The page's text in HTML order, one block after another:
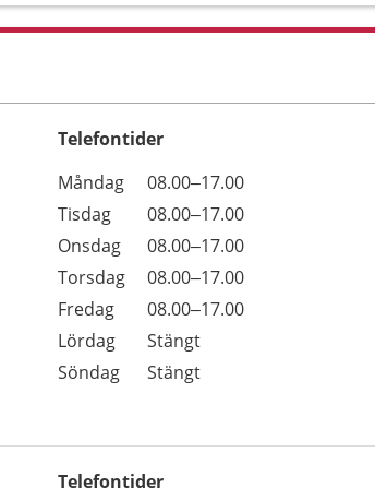
Telefontider
Dag
Öppettider
Kommentarer
Måndag
08.00–17.00
Tisdag
08.00–17.00
Onsdag
08.00–17.00
Torsdag
08.00–17.00
Fredag
08.00–17.00
Lördag
Stängt
Söndag
Stängt
Telefontider